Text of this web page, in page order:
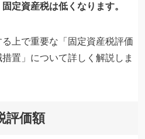
定資産税は低くなります。
上で重要な「固定資産税評価
置」について詳しく解説しま
評価額